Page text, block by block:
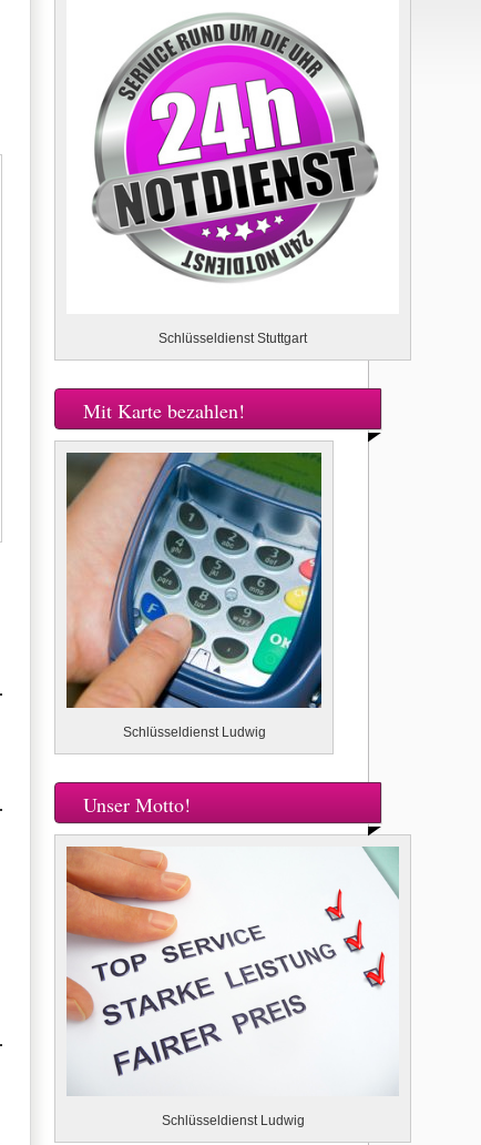
Schlüsseldienst Stuttgart
Mit Karte bezahlen!
Schlüsseldienst Ludwig
Unser Motto!
Schlüsseldienst Ludwig